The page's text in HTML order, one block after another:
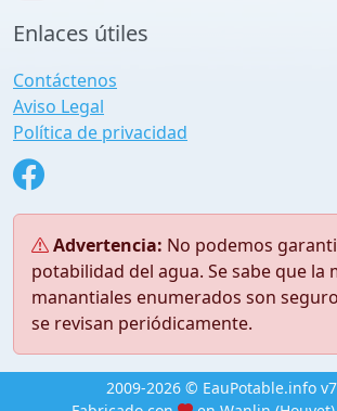
Enlaces útiles
Contáctenos
Aviso Legal
Política de privacidad
Advertencia: No podemos
potabilidad del agua. Se sabe que la
manantiales enumerados son
se revisan periódicamente.
2009-2026 © EauPotable.info